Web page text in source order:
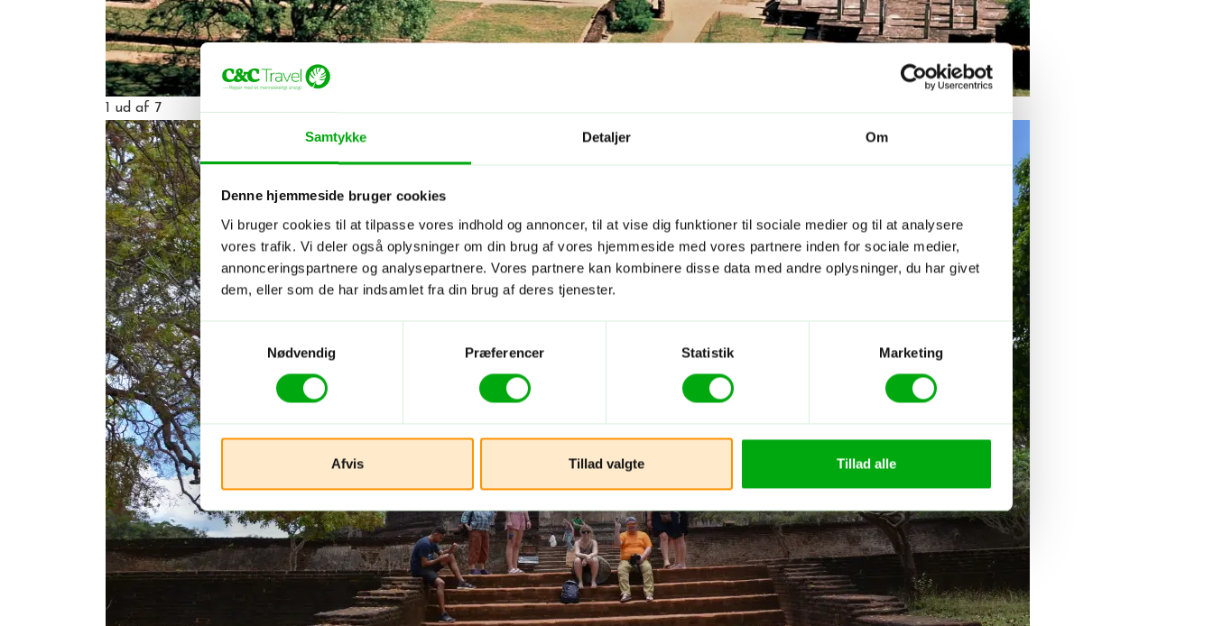
Samtykke Detaljer Om
Denne hjemmeside bruger cookies
Vi bruger cookies til at tilpasse vores indhold og annoncer, til at vise dig funktioner til sociale medier og til at analysere
vores trafik. Vi deler også oplysninger om din brug af vores hjemmeside med vores partnere inden for sociale medier,
annonceringspartnere og analysepartnere. Vores partnere kan kombinere disse data med andre oplysninger, du har givet
dem, eller som de har indsamlet fra din brug af deres tjenester.
Samtykkevalg
Nødvendig
Præferencer Statistik Marketing
Afvis Tillad valgte Tillad alle
1 ud af 7